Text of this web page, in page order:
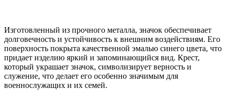
Изготовленный из прочного металла, значок обеспечивает
долговечность и устойчивость к внешним воздействиям. Его
поверхность покрыта качественной эмалью синего цвета, что
придает изделию яркий и запоминающийся вид. Крест,
который украшает значок, символизирует верность и
служение, что делает его особенно значимым для
военнослужащих и их семей.